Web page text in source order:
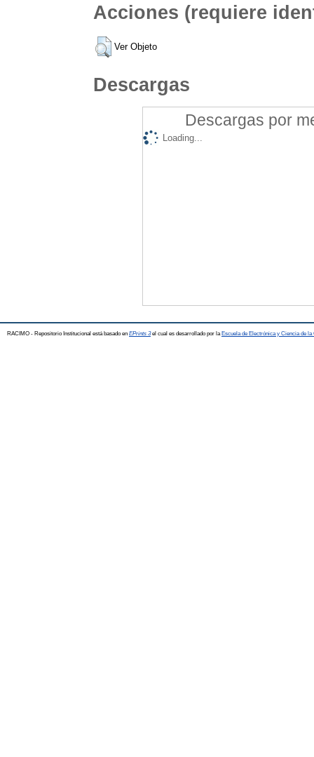
Acciones (requiere
Ver Objeto
Descargas
Descargas por
Loading...
RACIMO - Repositorio Institucional está basado en EPrints 3el cual es desarrollado por la Escuela de Electrónica y Ciencia de la